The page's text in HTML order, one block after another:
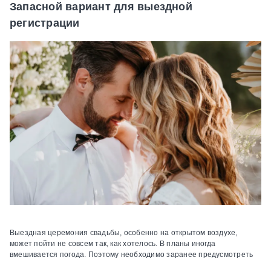
Запасной вариант для выездной
регистрации
Выездная церемония свадьбы, особенно на открытом воздухе,
может пойти не совсем так, как хотелось. В планы иногда
вмешивается погода. Поэтому необходимо заранее предусмотреть